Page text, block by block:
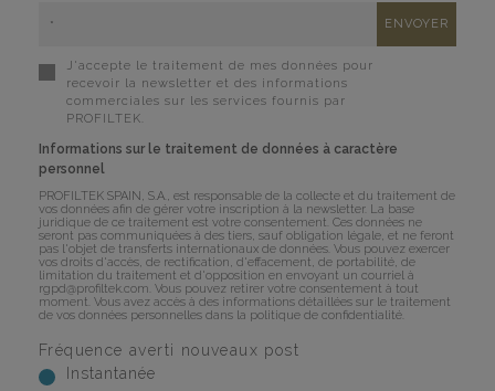
J'accepte le traitement de mes données pour
recevoir la newsletter et des informations
commerciales sur les services fournis par
PROFILTEK.
Informations sur le traitement de données à caractère
personnel
PROFILTEK SPAIN, S.A., est responsable de la collecte et du traitement de
vos données afin de gérer votre inscription à la newsletter. La base
juridique de ce traitement est votre consentement. Ces données ne
seront pas communiquées à des tiers, sauf obligation légale, et ne feront
pas l'objet de transferts internationaux de données. Vous pouvez exercer
vos droits d'accès, de rectification, d'effacement, de portabilité, de
limitation du traitement et d'opposition en envoyant un courriel à
rgpd@profiltek.com . Vous pouvez retirer votre consentement à tout
moment. Vous avez accès à des informations détaillées sur le traitement
de vos données personnelles dans la politique de confidentialité
Fréquence averti nouveaux post
Instantanée